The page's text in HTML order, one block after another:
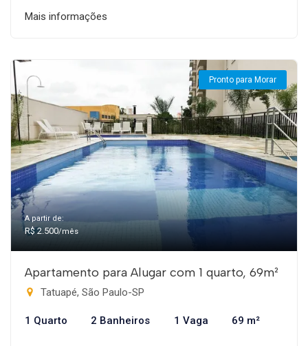
Mais informações
Pronto para Morar
A partir de:
R$ 2.500/mês
Apartamento para Alugar com 1 quarto, 69m²
Tatuapé, São Paulo-SP
1 Quarto 2 Banheiros 1 Vaga 69 m²